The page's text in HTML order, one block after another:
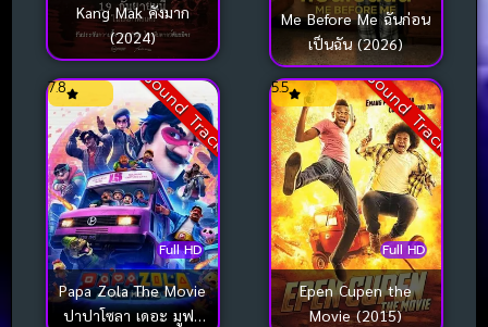
Kang Mak คังมาก
(2024)
Me Before Me ฉันก่อน
เป็นฉัน (2026)
Sound Track
Full HD
7.8
Papa Zola The Movie
ปาปาโซลา เดอะ มูฟวี่
Sound Track
Full HD
5.5
Epen Cupen the
Movie (2015)